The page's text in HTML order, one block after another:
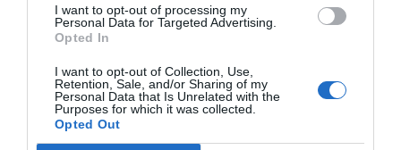
I want to opt-out of processing my
Personal Data for Targeted Advertising.
Opted In
I want to opt-out of Collection, Use,
Retention, Sale, and/or Sharing of my
Personal Data that Is Unrelated with the
Purposes for which it was collected.
Opted Out
Pagina 5 din 6 « Prima « ... 3
6 »